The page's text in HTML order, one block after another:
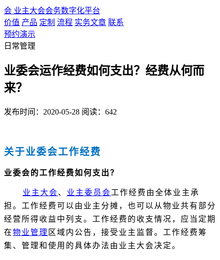
会 业主大会会务数字化平台
价值 产品 定制 流程 实务文章 联系
预约演示
日常管理
业委会运作经费如何支出？经费从何而
来？
发布时间：2020-05-28 阅读：642
关于业委会工作经费
业委会的工作经费如何支出？
业主大会、 业主委员会工作经费由全体业主承
担。工作经费可以由业主分摊，也可以从物业共有部分
经营所得收益中列支。工作经费的收支情况，应当定期
在物业管理 区域内公告，接受业主监督。工作经费筹
集、管理和使用的具体办法由业主大会决定。